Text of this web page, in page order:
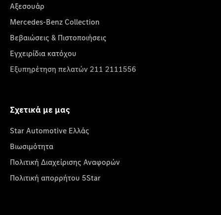
Αξεσουάρ
Mercedes-Benz Collection
Βεβαιώσεις & Πιστοποιήσεις
Εγχειρίδια κατόχου
Εξυπηρέτηση πελατών 211 2111556
Σχετικά με μας
Star Automotive Ελλάς
Βιωσιμότητα
Πολιτική Διαχείρισης Αναφορών
Πολιτική απορρήτου 5Star